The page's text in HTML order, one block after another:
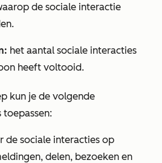
de sociale interactie
het aantal sociale interacties
heeft voltooid.
kun je de volgende
de sociale interacties op
delen, bezoeken en